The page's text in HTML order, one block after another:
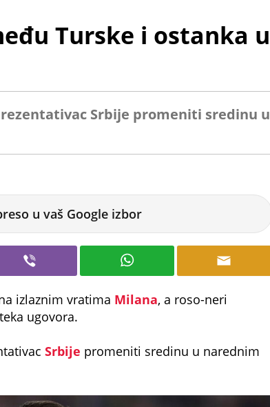
Turske i ostanka u
Srbije promeniti sredinu u
u vaš Google izbor
izlaznim vratima Milana, a roso-neri
ugovora.
Srbije promeniti sredinu u narednim